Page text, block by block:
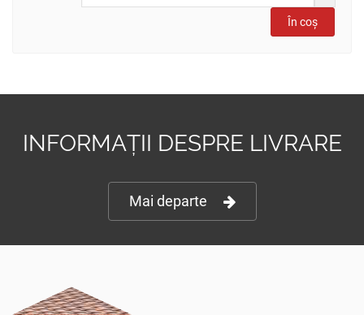
INFORMAȚII DESPRE LIVRARE
Mai departe